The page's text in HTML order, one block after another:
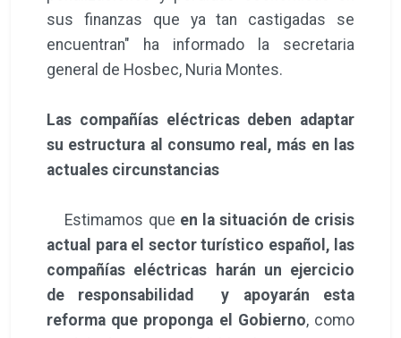
sus finanzas que ya tan castigadas se
encuentran" ha informado la secretaria
general de Hosbec, Nuria Montes.
Las compañías eléctricas deben adaptar
su estructura al consumo real, más en las
actuales circunstancias
Estimamos que en la situación de crisis
actual para el sector turístico español, las
compañías eléctricas harán un ejercicio
de responsabilidad y apoyarán esta
reforma que proponga el Gobierno, como